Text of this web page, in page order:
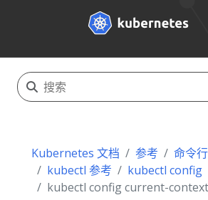
Kubernetes 文档 参考
命令
kubectl 参考
kubectl config
kubectl config current-context